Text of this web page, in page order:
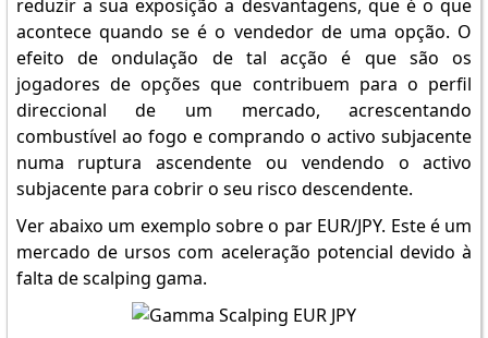
reduzir a sua exposição a desvantagens, que é o que
acontece quando se é o vendedor de uma opção. O
efeito de ondulação de tal acção é que são os
jogadores de opções que contribuem para o perfil
direccional de um mercado, acrescentando
combustível ao fogo e comprando o activo subjacente
numa ruptura ascendente ou vendendo o activo
subjacente para cobrir o seu risco descendente.
Ver abaixo um exemplo sobre o par EUR/JPY. Este é um
mercado de ursos com aceleração potencial devido à
falta de scalping gama.